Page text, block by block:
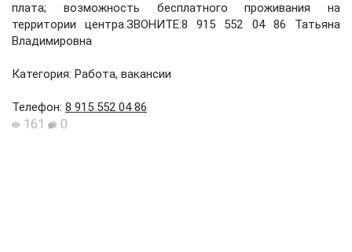
плата; возможность бесплатного проживания на
территории центра.ЗВОНИТЕ:8 915 552 04 86 Татьяна
Владимировна
Категория: Работа, вакансии
Телефон: 8 915 552 04 86
161 0